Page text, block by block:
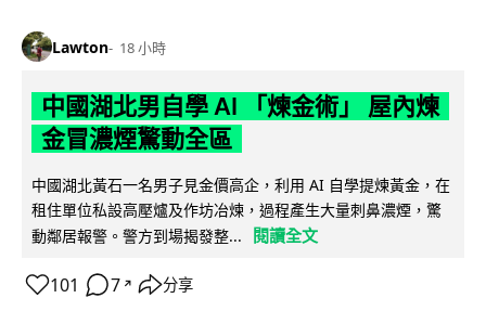
Lawton 18 小時
中國湖北男自學 AI 「煉金術」 屋內煉
金冒濃煙驚動全區
中國湖北黃石一名男子見金價高企，利用 AI 自學提煉黃金，在
租住單位私設高壓爐及作坊冶煉，過程產生大量刺鼻濃煙，驚
動鄰居報警。警方到場揭發整...
閱讀全文
101 7 ↗ 分享